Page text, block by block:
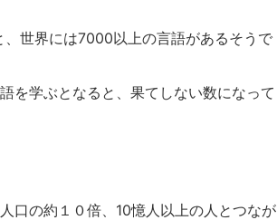
世界には7000以上の言語があるそうで
を学ぶとなると、果てしない数になって
口の約１０倍、10憶人以上の人とつなが